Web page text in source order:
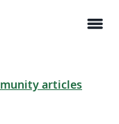
menu
articles